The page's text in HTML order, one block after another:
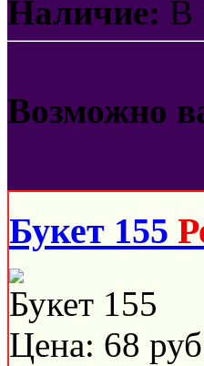
Наличие: В
Возможно
Букет 155
Букет 155
Цена: 68